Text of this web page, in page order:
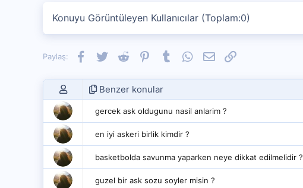
Konuyu Görüntüleyen Kullanıcılar (Toplam:0)
Paylaş: Facebook
TwitterReddit PinterestTumblrWhatsApp
E-postaLink
Benzer konular
gercek ask oldugunu nasil anlarim ?
en iyi askeri birlik kimdir ?
basketbolda savunma yaparken neye dikkat edilmelidir ?
guzel bir ask sozu soyler misin ?